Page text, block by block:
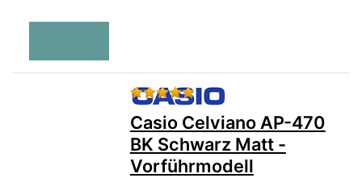
Bewertung: 5 von 5
Casio Celviano AP-470
BK Schwarz Matt -
Vorführmodell